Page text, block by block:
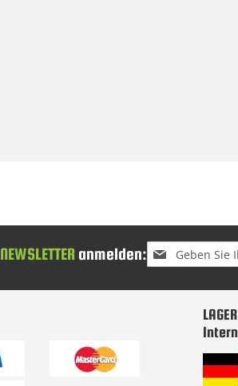
NEWSLETTER anmelden: Melden
Sie
Newsletter